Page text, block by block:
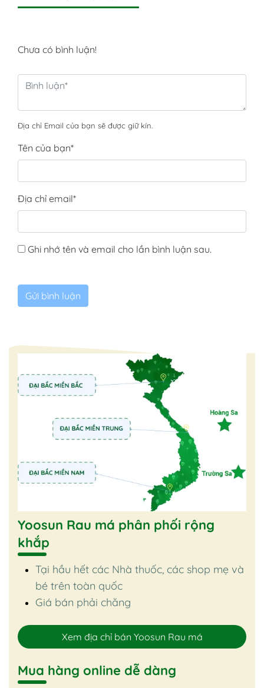
Chưa có bình luận!
Địa chỉ Email của bạn sẽ được giữ kín.
Tên của bạn*
Địa chỉ email*
Ghi nhớ tên và email cho lần bình luận sau.
Yoosun Rau má phân phối rộng
khắp
Tại hầu hết các Nhà thuốc, các shop mẹ và
bé trên toàn quốc
Giá bán phải chăng
Xem địa chỉ bán Yoosun Rau má
Mua hàng online dễ dàng